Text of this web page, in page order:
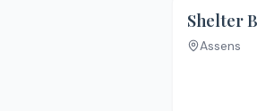
Shelter
Assens